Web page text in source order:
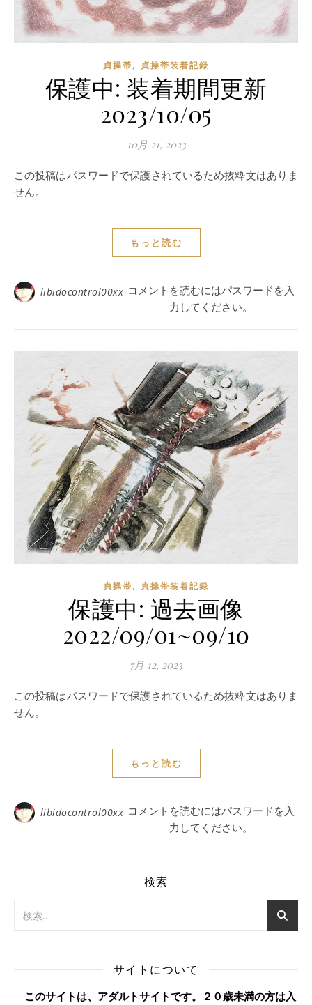
貞操帯, 貞操帯装着記録
保護中: 装着期間更新
2023/10/05
10月 21, 2023
この投稿はパスワードで保護されているため抜粋文はありま
せん。
もっと読む
libidocontrol00xx コメントを読むにはパスワードを入
力してください。
貞操帯, 貞操帯装着記録
保護中: 過去画像
2022/09/01~09/10
7月 12, 2023
この投稿はパスワードで保護されているため抜粋文はありま
せん。
もっと読む
libidocontrol00xx コメントを読むにはパスワードを入
力してください。
検索
サイトについて
このサイトは、アダルトサイトです。２０歳未満の方は入